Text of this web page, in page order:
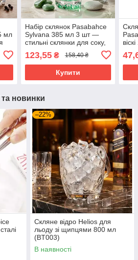
мл
6
Набір склянок Pasabahce
Sylvana 385 мл 3 шт —
стильні склянки для соку,
води та напоїв 42812(3)-6
123,55₴ 158,40 ₴
Купити
та новинки
–22%
Скляне відро Helios для
льоду зі щипцями 800 мл
(BT003)
В наявності